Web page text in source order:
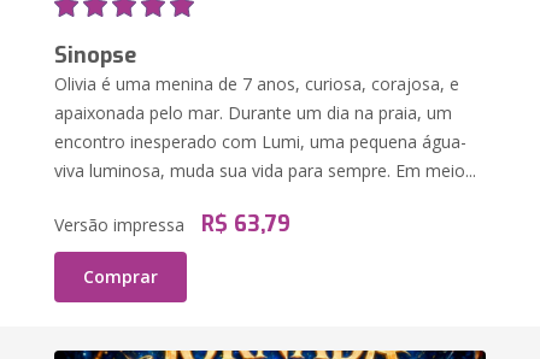
Sinopse
Olivia é uma menina de 7 anos, curiosa, corajosa, e
apaixonada pelo mar. Durante um dia na praia, um
encontro inesperado com Lumi, uma pequena água-
viva luminosa, muda sua vida para sempre. Em meio...
Versão impressa R$ 63,79
Comprar